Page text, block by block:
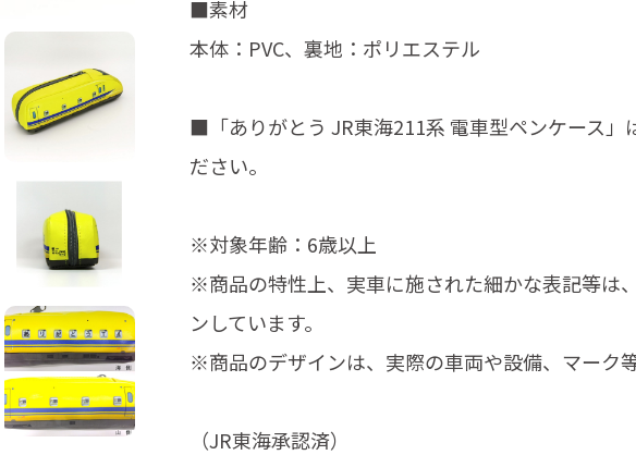
■素材
本体：PVC、裏地：ポリエステル
■「ありがとう JR東海211系 電車型ペンケース」
ださい。
※対象年齢：6歳以上
※商品の特性上、実車に施された細かな表記等は
ンしています。
※商品のデザインは、実際の車両や設備、マーク
（JR東海承認済）